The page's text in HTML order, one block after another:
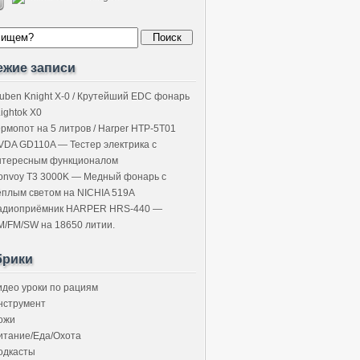
записи
Knight X-0 / Крутейший EDC фонарь
X0
на 5 литров / Harper HTP-5T01
GD110A — Тестер электрика с
функционалом
T3 3000K — Медный фонарь с
светом на NICHIA 519A
HARPER HRS-440 —
FM/SW на 18650 литии.
уроки по рациям
Еда/Охота